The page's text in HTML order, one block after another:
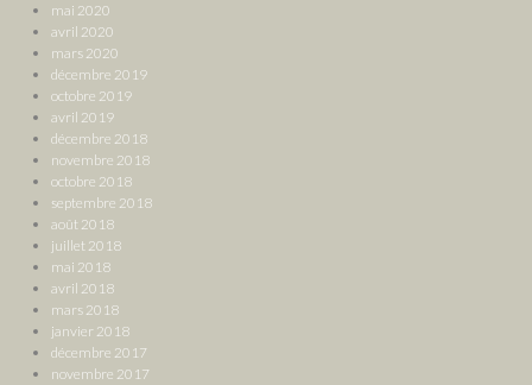
mai 2020
avril 2020
mars 2020
décembre 2019
octobre 2019
avril 2019
décembre 2018
novembre 2018
octobre 2018
septembre 2018
août 2018
juillet 2018
mai 2018
avril 2018
mars 2018
janvier 2018
décembre 2017
novembre 2017